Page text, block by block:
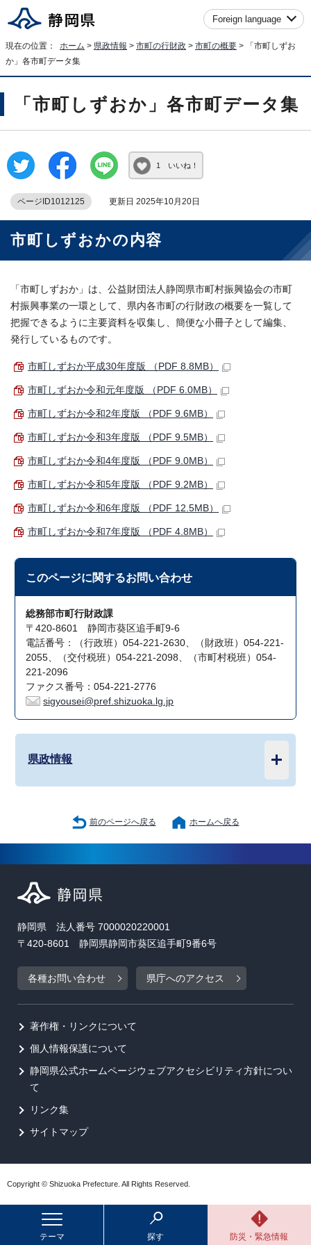
Foreign language
現在の位置： ホーム > 県政情報 > 市町の行財政 > 市町の概要 > 「市町しずお
か」各市町データ集
「市町しずおか」各市町データ集
1 いいね！
ページID1012125 更新日 2025年10月20日
市町しずおかの内容
「市町しずおか」は、公益財団法人静岡県市町村振興協会の市町
村振興事業の一環として、県内各市町の行財政の概要を一覧して
把握できるように主要資料を収集し、簡便な小冊子として編集、
発行しているものです。
市町しずおか平成30年度版 （PDF 8.8MB）
市町しずおか令和元年度版 （PDF 6.0MB）
市町しずおか令和2年度版 （PDF 9.6MB）
市町しずおか令和3年度版 （PDF 9.5MB）
市町しずおか令和4年度版 （PDF 9.0MB）
市町しずおか令和5年度版 （PDF 9.2MB）
市町しずおか令和6年度版 （PDF 12.5MB）
市町しずおか令和7年度版 （PDF 4.8MB）
このページに関するお問い合わせ
総務部市町行財政課
〒420-8601 静岡市葵区追手町9-6
電話番号：（行政班）054-221-2630、（財政班）054-221-
2055、（交付税班）054-221-2098、（市町村税班）054-
221-2096
ファクス番号：054-221-2776
sigyousei@pref.shizuoka.lg.jp
県政情報
前のページへ戻る ホームへ戻る
テーマ 探す 防災・緊急情報
静岡県 法人番号 7000020220001
〒420-8601 静岡県静岡市葵区追手町9番6号
各種お問い合わせ 県庁へのアクセス
著作権・リンクについて
個人情報保護について
静岡県公式ホームページウェブアクセシビリティ方針につい
て
リンク集
サイトマップ
Copyright © Shizuoka Prefecture. All Rights Reserved.